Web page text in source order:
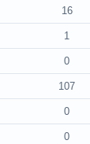
16
1
0
107
0
0